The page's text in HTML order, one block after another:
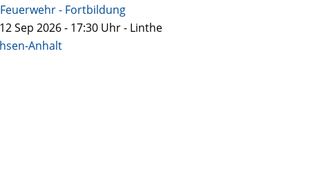
- Fortbildung
12 Sep 2026 - 17:30 Uhr- Linthe
Anhalt